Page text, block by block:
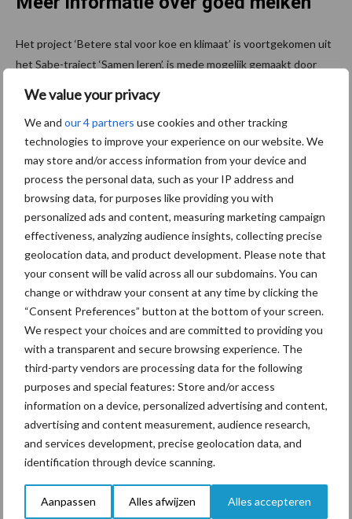
We value your privacy
We and our 4 partners use cookies and other tracking
technologies to improve your experience on our website. We
may store and/or access information from your device and
process the personal data, such as your IP address and
browsing data, for purposes like providing you with
personalized ads and content, measuring marketing campaign
effectiveness, analyzing audience insights, collecting precise
geolocation data, and product development. Please note that
your consent will be valid across all our subdomains. You can
change or withdraw your consent at any time by clicking the
“Consent Preferences” button at the bottom of your screen.
We respect your choices and are committed to providing you
with a transparent and secure browsing experience. The
third-party vendors are processing data for the following
purposes and special features: Store and/or access
information on a device, personalized advertising and content,
advertising and content measurement, audience research,
and services development, precise geolocation data, and
identification through device scanning.
Aanpassen Alles afwijzen Alles accepteren
Het project ‘Betere stal voor koe en klimaat’ is voortgekomen uit
het Sabe-traject ‘Samen leren’, is mede mogelijk gemaakt door
Holland, Noord-Brabant en Utrecht.
Bron:DLV Advies
Aanbevolen voor jou!
Grondstoffenmarkt blijft
grillig: droogte en
geopolitiek houden handel
in de greep
De speenhuid: een vaak
onderschatte risicofactor
voor mastitis
ForFarmers ziet volume en
marktaandeel groeien in
krimpende Nederlandse